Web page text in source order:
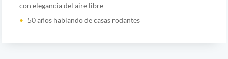
con elegancia del aire libre
50 años hablando de casas rodantes